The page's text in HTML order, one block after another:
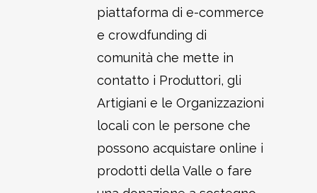
piattaforma di e-commerce
e crowdfunding di
comunità che mette in
contatto i Produttori, gli
Artigiani e le Organizzazioni
locali con le persone che
possono acquistare online i
prodotti della Valle o fare